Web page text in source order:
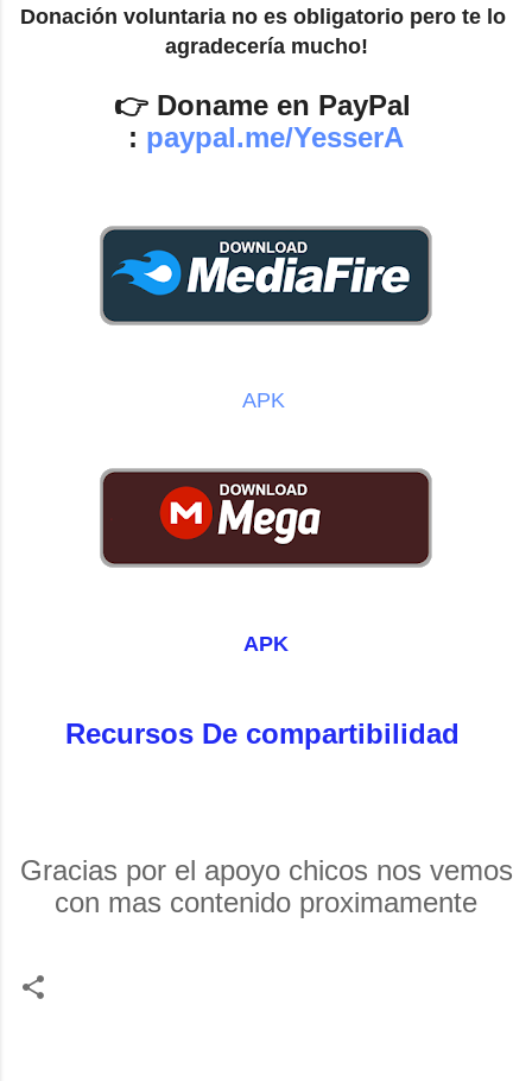
Donación voluntaria no es obligatorio pero te lo
agradecería mucho!
👉 Doname en PayPal
: paypal.me/YesserA
APK
APK
Recursos De compartibilidad
Gracias por el apoyo chicos nos vemos
con mas contenido proximamente